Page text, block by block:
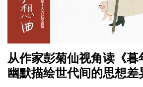
从作家彭菊仙视角读《暮
幽默描绘世代间的思想差